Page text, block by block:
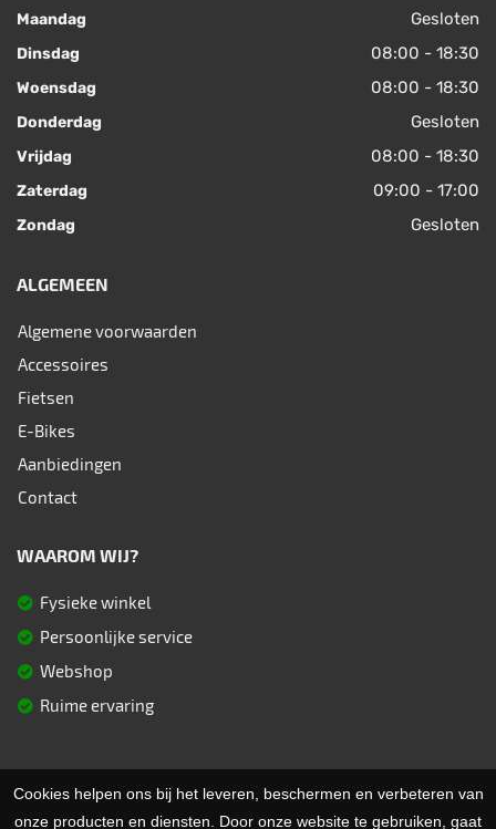
Maandag Gesloten
Dinsdag 08:00 - 18:30
Woensdag 08:00 - 18:30
Donderdag Gesloten
Vrijdag 08:00 - 18:30
Zaterdag 09:00 - 17:00
Zondag Gesloten
ALGEMEEN
Algemene voorwaarden
Accessoires
Fietsen
E-Bikes
Aanbiedingen
Contact
WAAROM WIJ?
Fysieke winkel
Persoonlijke service
Webshop
Ruime ervaring
© 2026 Fietsen Aster. Ondersteund doorSitePack ®
Uw fietsspecialist in Berlare
Cookies helpen ons bij het leveren, beschermen en verbeteren van
onze producten en diensten. Door onze website te gebruiken, gaat